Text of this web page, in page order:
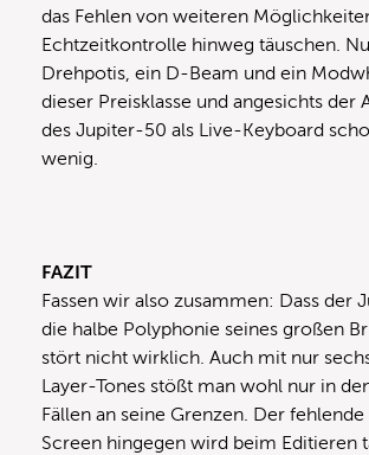
das Fehlen von weiteren
Echtzeitkontrolle hinweg täuschen.
Drehpotis, ein D-Beam und ein
dieser Preisklasse und angesichts der
des Jupiter-50 als Live-Keyboard
wenig.
FAZIT
Fassen wir also zusammen: Dass der
die halbe Polyphonie seines großen
stört nicht wirklich. Auch mit nur
Layer-Tones stößt man wohl nur in
Fällen an seine Grenzen. Der
Screen hingegen wird beim Editieren